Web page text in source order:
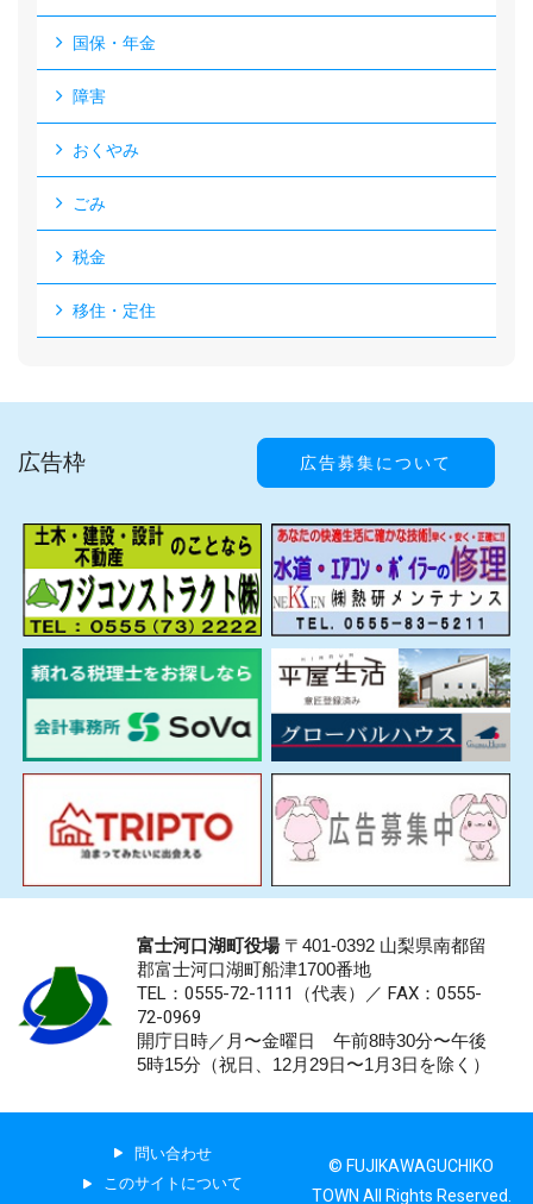
国保・年金
障害
おくやみ
ごみ
税金
移住・定住
広告枠 広告募集について
富士河口湖町役場〒401-0392 山梨県南都留
郡富士河口湖町船津1700番地
TEL：0555-72-1111 （代表）／ FAX：0555-
72-0969
開庁日時／月〜金曜日 午前8時30分〜午後
5時15分（祝日、12月29日〜1月3日を除く）
問い合わせ
このサイトについて
© FUJIKAWAGUCHIKO
TOWN All Rights Reserved.